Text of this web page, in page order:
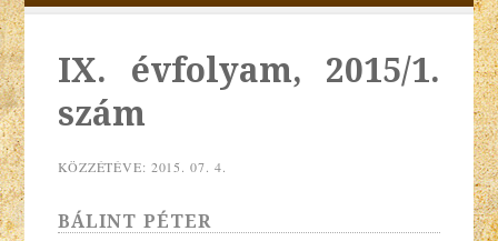
IX. évfolyam, 2015/1.
szám
KÖZZÉTÉVE: 2015. 07. 4.
BÁLINT PÉTER